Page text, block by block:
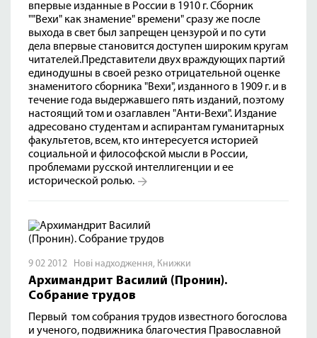
впервые изданные в России в 1910 г. Сборник
""Вехи" как знамение" времени" сразу же после
выхода в свет был запрещен цензурой и по сути
дела впервые становится доступен широким кругам
читателей.Представители двух враждующих партий
единодушны в своей резко отрицательной оценке
знаменитого сборника "Вехи", изданного в 1909 г. и в
течение года выдержавшего пять изданий, поэтому
настоящий том и озаглавлен "Анти-Вехи". Издание
адресовано студентам и аспирантам гуманитарных
факультетов, всем, кто интересуется историей
социальной и философской мысли в России,
проблемами русской интеллигенции и ее
исторической ролью.
9 02 2012 Нові надходження, Книжки
Архимандрит Василий (Пронин).
Собрание трудов
Первый том собрания трудов известного богослова
и ученого, подвижника благочестия Православной